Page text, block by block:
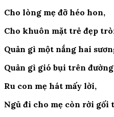
Cho lòng mẹ đỡ héo hon,
Cho khuôn mặt trẻ đẹp
Quản gì một nắng hai
Quản gì gió bụi trên
Ru con mẹ hát mấy lời,
Ngủ đi cho mẹ còn rời gối